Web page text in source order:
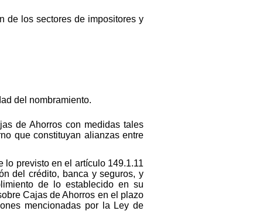
de los sectores de impositores y
del nombramiento.
de Ahorros con medidas tales
que constituyan alianzas entre
lo previsto en el artículo 149.1.11
del crédito, banca y seguros, y
de lo establecido en su
Cajas de Ahorros en el plazo
mencionadas por la Ley de